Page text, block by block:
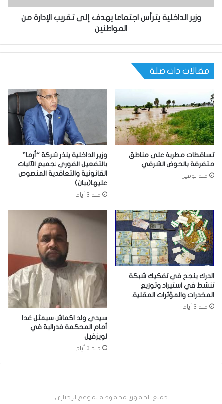
وزير الداخلية يترأس اجتماعا يهدف إلى تقريب الإدارة من
المواطنين
مقالات ذات صلة
تساقطات مطرية على مناطق
متفرقة بالحوض الشرقي
منذ يومين
وزير الداخلية ينذر شركة “أرما”
بالتفعيل الفوري لجميع الآليات
القانونية والتعاقدية المنصوص
عليها(بيان)
منذ 3 أيام
الدرك ينجح في تفكيك شبكة
تنشط في استيراد وتوزيع
المخدرات والمؤثرات العقلية.
منذ 3 أيام
سيدي ولد اكماش سيمثل غدا
أمام المحكمة فدرالية في
لويزفيل
منذ 3 أيام
جميع الحقوق محفوظة لموقع الإخباري